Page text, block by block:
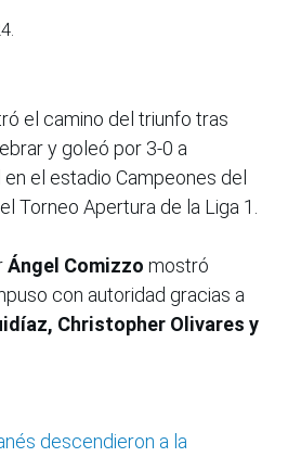
el camino del triunfo tras
y goleó por 3-0 a
el estadio Campeones del
Torneo Apertura de la Liga 1.
Ángel Comizzo mostró
con autoridad gracias a
Christopher Olivares y
descendieron a la